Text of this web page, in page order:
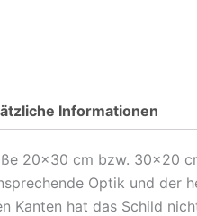
Informationen
20×30 cm bzw. 30×20
Optik und der
Kanten hat das Schild